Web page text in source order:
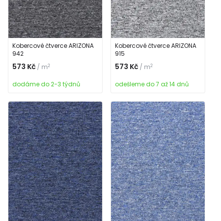
Kobercové čtverce ARIZONA
942
573 Kč / m2
dodáme do 2-3 týdnů
Kobercové čtverce ARIZONA
915
573 Kč / m2
odešleme do 7 až 14 dnů